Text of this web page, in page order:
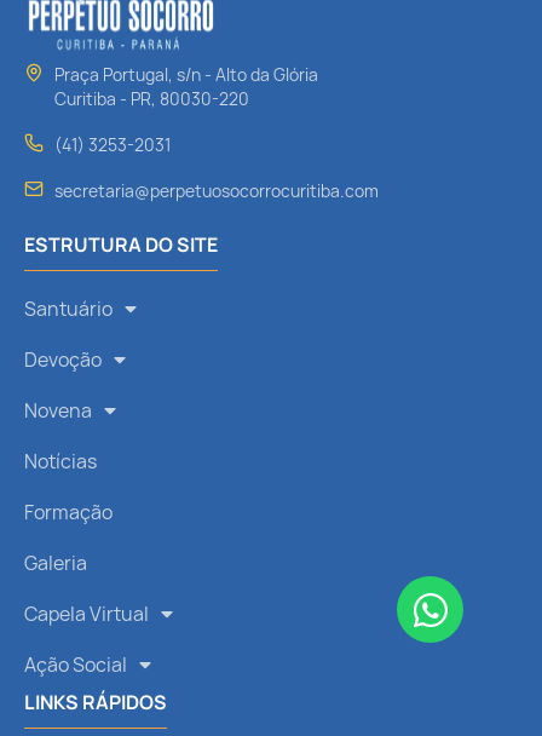
Praça Portugal, s/n - Alto da Glória
Curitiba - PR, 80030-220
(41) 3253-2031
secretaria@perpetuosocorrocuritiba.com
ESTRUTURA DO SITE
Santuário
Devoção
Novena
Notícias
Formação
Galeria
Capela Virtual
Ação Social
LINKS RÁPIDOS